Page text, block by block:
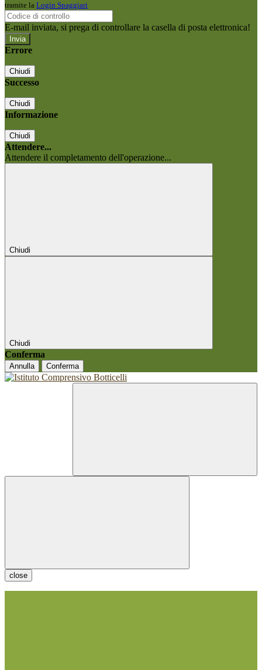
tramite la Login Spaggiari
E-mail inviata, si prega di controllare la casella di posta elettronica!
Errore
Chiudi
Successo
Chiudi
Informazione
Chiudi
Attendere...
Attendere il completamento dell'operazione...
Chiudi
Chiudi
Conferma
Annulla Conferma
close